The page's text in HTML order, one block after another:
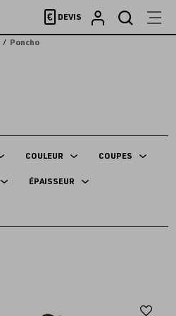
€ DEVIS
Poncho
COULEUR COUPES
ÉPAISSEUR